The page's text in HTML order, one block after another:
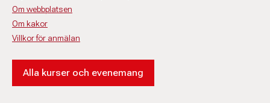
Om webbplatsen
Om kakor
Villkor för anmälan
Alla kurser och evenemang